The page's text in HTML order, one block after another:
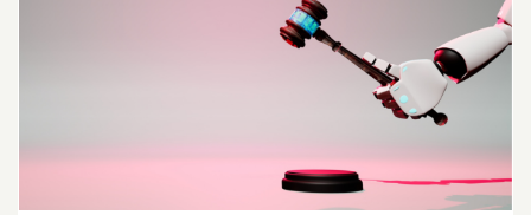
Oberlandesgericht Hamm: Haftung für
Aussagen eines KI-Chatbots